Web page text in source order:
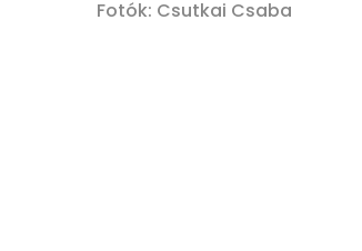
Fotók: Csutkai Csaba